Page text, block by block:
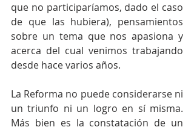
que no participaríamos, dado el caso
de que las hubiera), pensamientos
sobre un tema que nos apasiona y
acerca del cual venimos trabajando
desde hace varios años.
La Reforma no puede considerarse ni
un triunfo ni un logro en sí misma.
Más bien es la constatación de un